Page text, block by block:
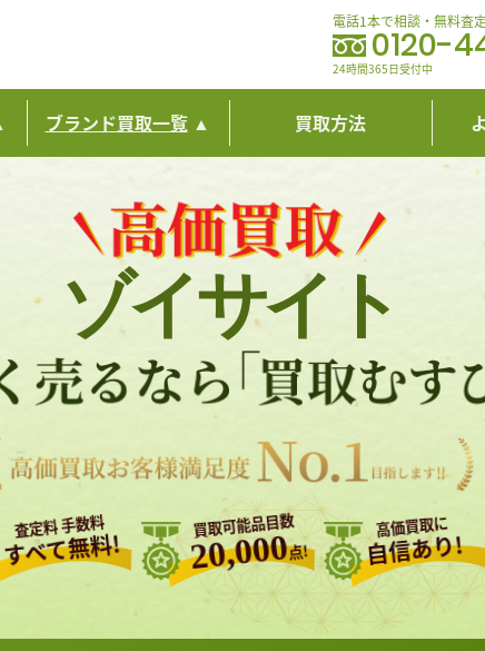
電話1本で相談・無料査
0120-
24時間365日受付中
ブランド買取一覧 買取方法
ゾイサイト
査定料 手数料
すべて無料!
買取可能品目数
20,000点!
高価買取に
自信あり!